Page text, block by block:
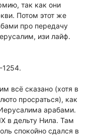
так как они
Потом этот же
про передачу
изи лайф.
всё сказано (хотя в
просраться), как
арабами.
в дельту Нила. Там
спокойно сдался в